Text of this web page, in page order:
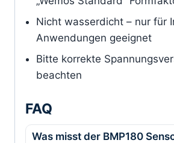
Nicht wasserdicht – nur für
Anwendungen geeignet
Bitte korrekte
beachten
FAQ
Was misst der BMP180